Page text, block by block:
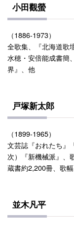
小田觀螢
（1886-1973）
全歌集、『北海道歌
水穂・安倍能成書簡
界』、他
戸塚新太郎
（1899-1965）
文芸誌『おれたち』
次）『新機械派』、
蔵書約2,200冊、歌
並木凡平